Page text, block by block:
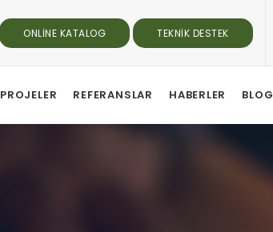
ONLINE KATALOG TEKNIK DESTEK
PROJELER REFERANSLAR HABERLER BLOG